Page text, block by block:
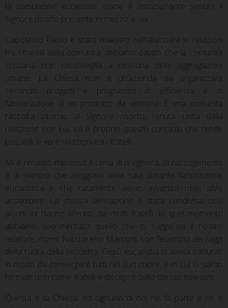
la comunione ecclesiale, come è emozionante sentire il
Signore risorto presente in mezzo a noi.
L’apostolo Paolo è stato maestro nell’allacciare le relazioni
tra i fratelli della comunità; abbiamo capito che la comunità
cristiana non rassomiglia a nessuna delle aggregazioni
umane. La Chiesa non è un’azienda da organizzare
secondo progetti e programmi di efficienza e di
fabbricazione di un prodotto da vendere. È una comunità
raccolta intorno al Signore risorto, tenuta unita dalla
relazione con Lui, ed è proprio questo contatto che rende
possibili le vere relazioni tra i fratelli.
Mi è rimasto impresso il clima di preghiera, di raccoglimento
e di silenzio che aleggiava nella sala durante l’adorazione
eucaristica e che raramente avevo avvertito nelle altre
assemblee. La stessa sensazione è stata condivisa, così
alcuni mi hanno riferito, da molti fratelli. In quel momento
abbiamo sperimentato quello che ci suggeriva il nostro
relatore, mons. Nazzareno Marconi, con l’esempio dei raggi
della ruota della bicicletta. Gesù eucaristia ci aveva catturati
in modo da convergere tutti nel suo cuore, e in Lui ci siamo
ritrovati uniti come fratelli e discepoli dello stesso maestro.
Questa è la Chiesa, ed ognuno di noi ne fa parte e ne è